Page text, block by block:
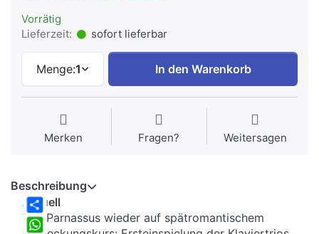
Vorrätig
Lieferzeit:
sofort lieferbar
Menge:1 In den Warenkorb
Merken Fragen? Weitersagen
Share
Beschreibung
Aktuell
Trio Parnassus wieder auf spätromantischem